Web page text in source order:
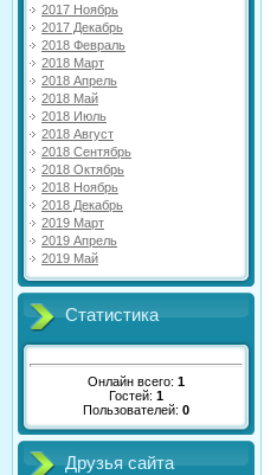
2017 Ноябрь
2017 Декабрь
2018 Февраль
2018 Март
2018 Апрель
2018 Май
2018 Июль
2018 Август
2018 Сентябрь
2018 Октябрь
2018 Ноябрь
2018 Декабрь
2019 Март
2019 Апрель
2019 Май
Статистика
Онлайн всего: 1
Гостей: 1
Пользователей: 0
Друзья сайта